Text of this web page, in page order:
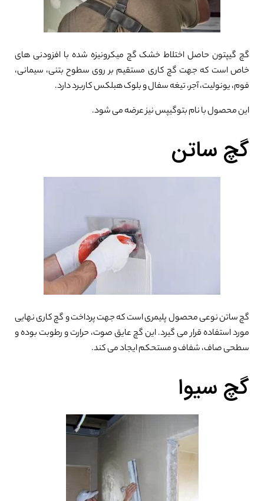
گچ گیپتون حاصل اختلاط خشک گچ میکرونیزه شده با افزودنی های
خاص است که جهت گچ کاری مستقیم بر روی سطوح بتنی، سیمانی،
فوم، یونولیت، آجر، تیغه سفال و بلوک هبلکس کاربرد دارد.
این محصول با نام بتوگیپس نیز عرضه می شود.
گچ ساتن
گچ ساتن نوعی محصول پلیمری است که جهت پرداخت و گچ کاری نهایی
مورد استفاده قرار می گیرد. این گچ عایق صوت، حرارت و رطوبت بوده و
سطحی صاف، شفاف و مستحکم ایجاد می کند.
گچ سیوا